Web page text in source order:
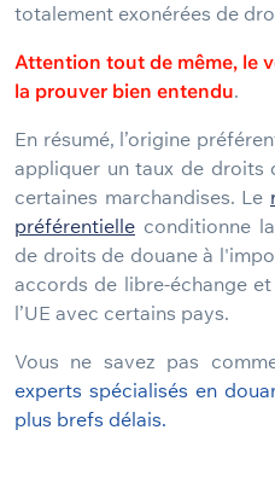
totalement exonérées de
Attention tout de même, le
la prouver bien entendu.
En résumé, l’origine
appliquer un taux de droits
certaines marchandises. Le
préférentielle conditionne
de droits de douane à
accords de libre-échange
l’UE avec certains pays.
Vous ne savez pas
experts spécialisés en
plus brefs délais.